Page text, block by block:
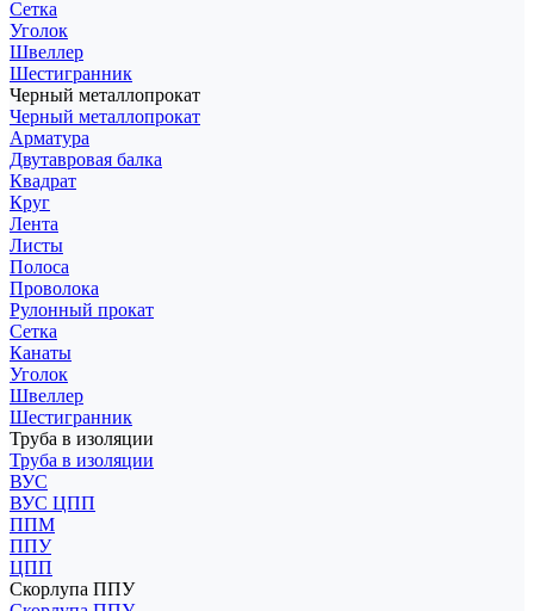
Сетка
Уголок
Швеллер
Шестигранник
Черный металлопрокат
Черный металлопрокат
Арматура
Двутавровая балка
Квадрат
Круг
Лента
Листы
Полоса
Проволока
Рулонный прокат
Сетка
Канаты
Уголок
Швеллер
Шестигранник
Труба в изоляции
Труба в изоляции
ВУС
ВУС ЦПП
ППМ
ППУ
ЦПП
Скорлупа ППУ